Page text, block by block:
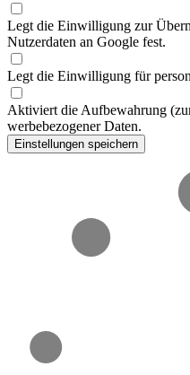
Legt die Einwilligung zur
Nutzerdaten an Google fest.
Legt die Einwilligung für
Aktiviert die Aufbewahrung
werbebezogener Daten.
Einstellungen speichern